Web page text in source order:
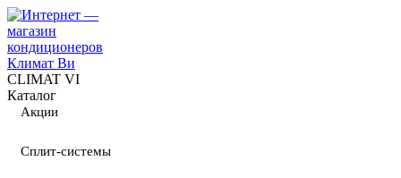
CLIMAT VI
Каталог
Акции
Сплит-системы